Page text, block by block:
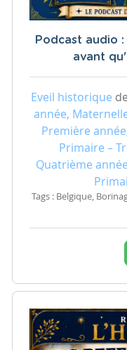
Podcast audio
avant
Eveil historique
année,
Première
Primaire –
Quatrième
Tags : Belgique,